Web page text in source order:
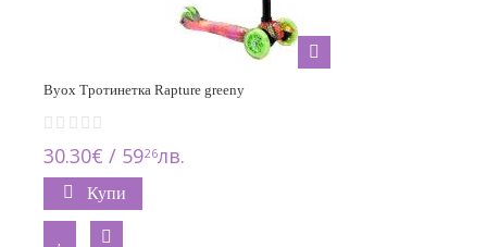
Byox Тротинетка Rapture greeny
30.30€ / 5926лв.
Купи